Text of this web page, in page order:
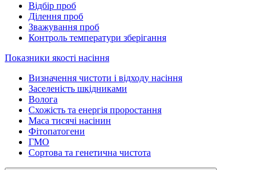
Відбір проб
Ділення проб
Зважування проб
Контроль температури зберігання
Показники якості насіння
Визначення чистоти і відходу насіння
Заселеність шкідниками
Волога
Схожість та енергія проростання
Маса тисячі насінин
Фітопатогени
ГМО
Сортова та генетична чистота